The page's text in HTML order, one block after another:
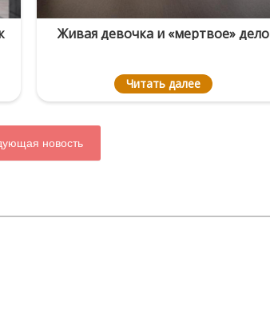
Живая девочка и «мертвое» дело
Читать далее
новость